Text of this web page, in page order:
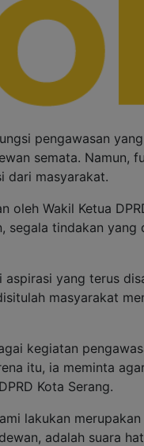
pengawasan
semata. Namun,
dari masyarakat.
oleh Wakil Ketua
segala tindakan
aspirasi yang terus
masyarakat
kegiatan
itu, ia meminta
Kota Serang.
lakukan
adalah suara